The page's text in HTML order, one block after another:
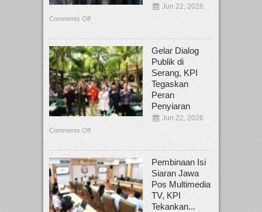
Jun 22, 2026
Comments Off
Gelar Dialog
Publik di
Serang, KPI
Tegaskan
Peran
Penyiaran
Jun 22, 2026
Comments Off
Pembinaan Isi
Siaran Jawa
Pos Multimedia
TV, KPI
Tekankan...